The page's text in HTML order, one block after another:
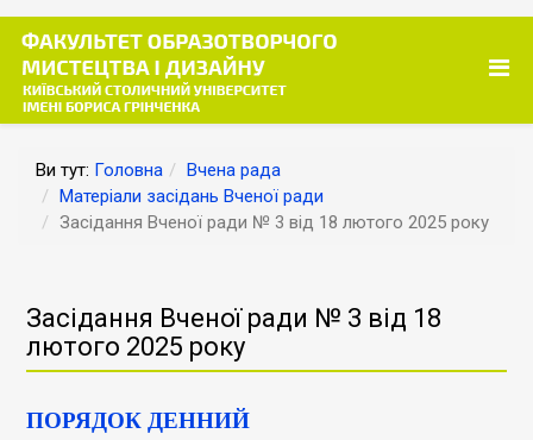
Ви тут: Головна
Вчена рада
Матеріали засідань Вченої ради
Засідання Вченої ради № 3 від 18 лютого 2025 року
Засідання Вченої ради № 3 від 18
лютого 2025 року
ПОРЯДОК ДЕННИЙ